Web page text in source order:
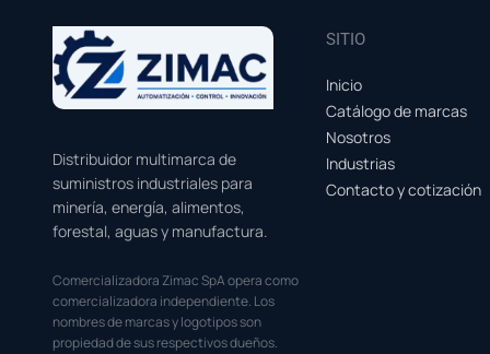
Distribuidor multimarca de
suministros industriales para
minería, energía, alimentos,
forestal, aguas y manufactura.
Comercializadora Zimac SpA opera como
comercializadora independiente. Los
nombres de marcas y logotipos son
propiedad de sus respectivos dueños.
SITIO
Inicio
Catálogo de marcas
Nosotros
Industrias
Contacto y cotización